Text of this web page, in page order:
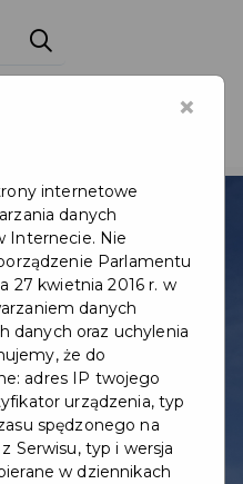
×
internetowe
danych
Internecie. Nie
Parlamentu
27 kwietnia 2016 r. w
danych
danych oraz uchylenia
że do
adres IP twojego
urządzenia, typ
spędzonego na
Serwisu, typ i wersja
w dziennikach